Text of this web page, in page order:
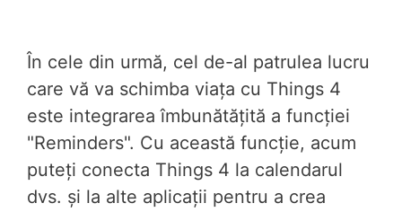
În cele din urmă, cel de-al patrulea lucru
care vă va schimba viața cu Things 4
este integrarea îmbunătățită a funcției
"Reminders". Cu această funcție, acum
puteți conecta Things 4 la calendarul
dvs. și la alte aplicații pentru a crea